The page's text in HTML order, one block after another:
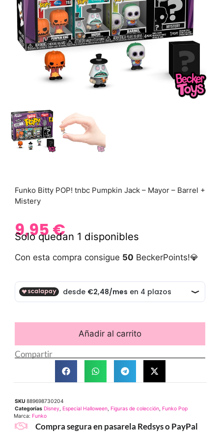
Funko Bitty POP! tnbc Pumpkin Jack – Mayor – Barrel +
Mistery
9,95€
Solo quedan 1 disponibles
Con esta compra consigue 50 BeckerPoints!💎
Añadir al carrito
Compartir
SKU 889698730204
Categorías Disney, Especial Halloween, Figuras de colección, Funko Pop
Marca: Funko
Compra segura en pasarela Redsys o PayPal